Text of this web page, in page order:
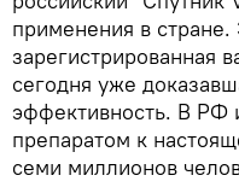
применения в
зарегистрированная
сегодня уже
эффективность. В РФ
препаратом к
семи миллионов